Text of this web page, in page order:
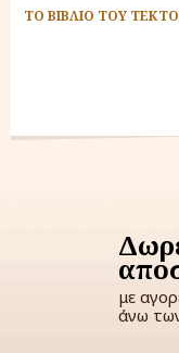
ΤΟ ΒΙΒΛΙΟ ΤΟΥ
με
άνω